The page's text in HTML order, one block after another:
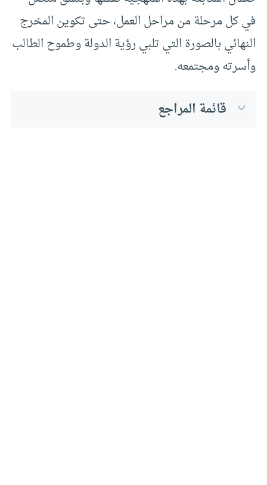
في كل مرحلة من مراحل العمل، حتى تكوين المخرج
النهائي بالصورة التي تلبي رؤية الدولة وطموح الطالب
وأسرته ومجتمعه.
قائمة المراجع